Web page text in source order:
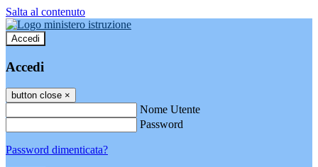
Salta al contenuto
Accedi
Accedi
button close ×
Nome Utente
Password
Password dimenticata?